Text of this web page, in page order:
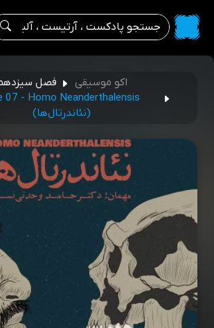
اکو موسیقی
فصل
07 - Homo Neanderthalensis
(نئاندرتال‌ها)